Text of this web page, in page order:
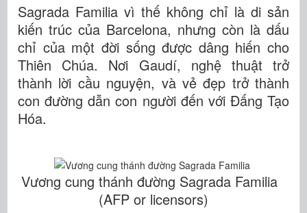
Sagrada Familia vì thế không chỉ là di sản
kiến trúc của Barcelona, nhưng còn là dấu
chỉ của một đời sống được dâng hiến cho
Thiên Chúa. Nơi Gaudí, nghệ thuật trở
thành lời cầu nguyện, và vẻ đẹp trở thành
con đường dẫn con người đến với Đấng Tạo
Hóa.
Vương cung thánh đường Sagrada Familia
(AFP or licensors)